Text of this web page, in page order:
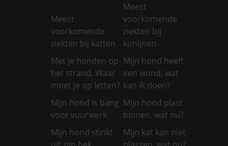
Meest
voorkomende
ziekten bij katten
Meest
voorkomende
ziekten bij
konijnen
Met je honden op
het strand. Waar
moet je op letten?
Mijn hond heeft
een wond, wat
kan ik doen?
Mijn hond is bang
voor vuurwerk
Mijn hond plast
binnen, wat nu?
Mijn hond stinkt
Mijn kat kan niet